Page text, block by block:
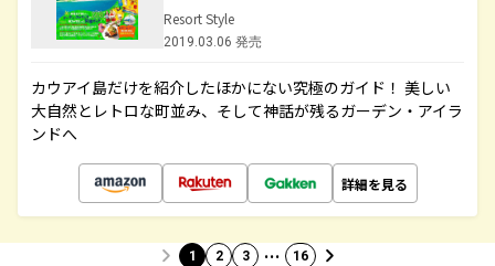
Resort Style
2019.03.06 発売
カウアイ島だけを紹介したほかにない究極のガイド！ 美しい
大自然とレトロな町並み、そして神話が残るガーデン・アイラ
ンドへ
詳細を見る
1 2 3 … 16